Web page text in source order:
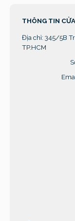
THÔNG TIN
Địa chỉ: 345/5B
TP.HCM